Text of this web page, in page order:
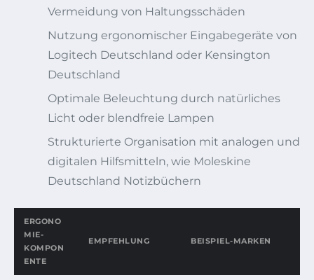
Vermeidung von Haltungsschäden
Nutzung ergonomischer Eingabegeräte von
Logitech Deutschland oder Kensington
Deutschland
Optimale Beleuchtung durch natürliches
Licht oder blendfreie Lampen
Strukturierte Organisation mit analogen und
digitalen Hilfsmitteln, wie Moleskine
Deutschland Notizbüchern
ERGONO
MIE-
KOMPON
ENTE
EMPFEHLUNG BEISPIEL-MARKEN